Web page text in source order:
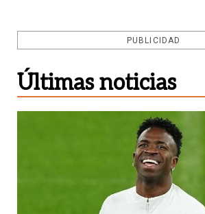
PUBLICIDAD
Últimas noticias